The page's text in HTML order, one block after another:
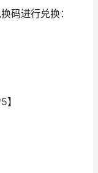
码进行兑换：